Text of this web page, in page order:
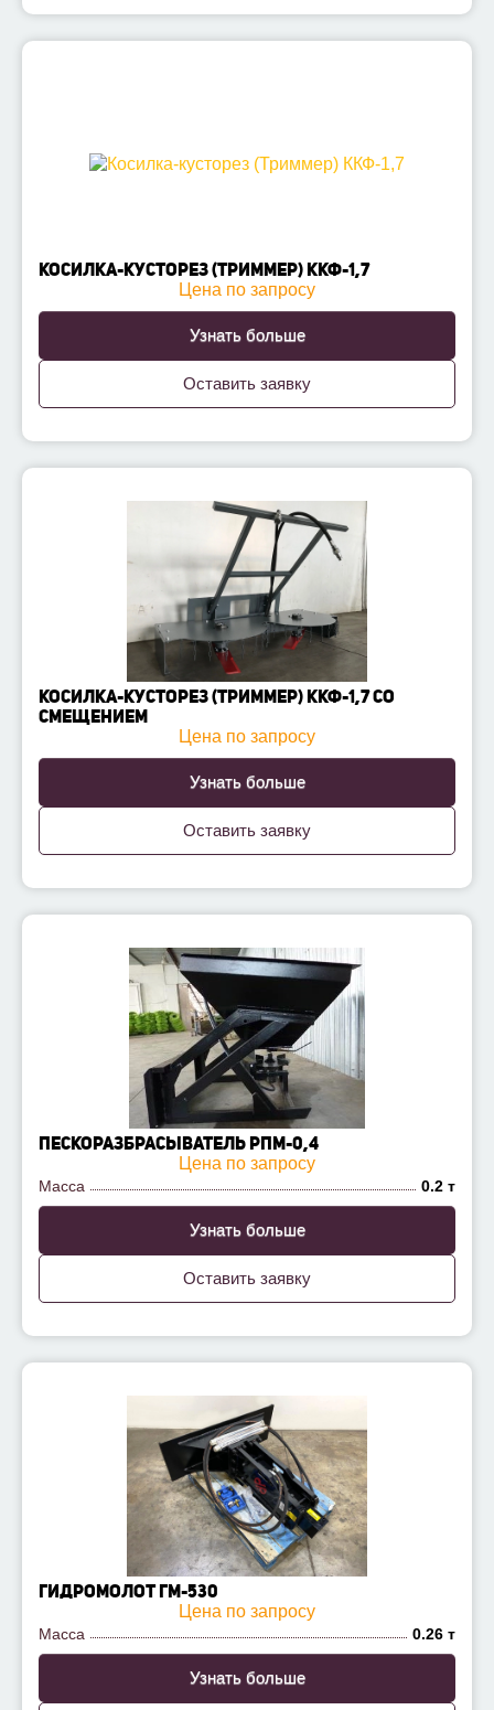
КОСИЛКА-КУСТОРЕЗ (ТРИММЕР) ККФ-1,7
Цена по запросу
Узнать больше
Оставить заявку
КОСИЛКА-КУСТОРЕЗ (ТРИММЕР) ККФ-1,7 СО
СМЕЩЕНИЕМ
Цена по запросу
Узнать больше
Оставить заявку
ПЕСКОРАЗБРАСЫВАТЕЛЬ РПМ-0,4
Цена по запросу
Масса 0.2 т
Узнать больше
Оставить заявку
ГИДРОМОЛОТ ГМ-530
Цена по запросу
Масса 0.26 т
Узнать больше